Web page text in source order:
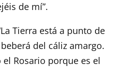
de mí”.
Tierra está a punto de
del cáliz amargo.
Rosario porque es el